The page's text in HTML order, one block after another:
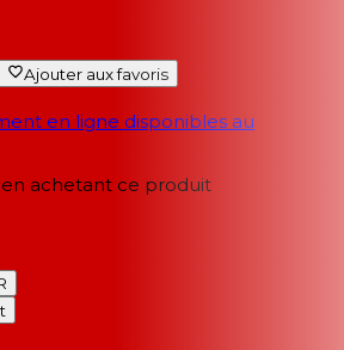
Ajouter aux favoris
en ligne disponibles au
achetant ce produit